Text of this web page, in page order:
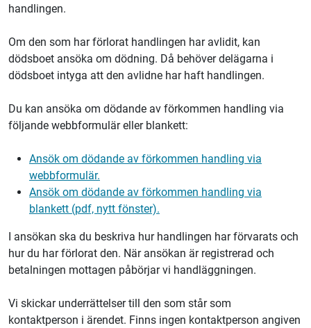
handlingen.
Om den som har förlorat handlingen har avlidit, kan
dödsboet ansöka om dödning. Då behöver delägarna i
dödsboet intyga att den avlidne har haft handlingen.
Du kan ansöka om dödande av förkommen handling via
följande webbformulär eller blankett:
Ansök om dödande av förkommen handling via
webbformulär.
Ansök om dödande av förkommen handling via
blankett (pdf, nytt fönster).
I ansökan ska du beskriva hur handlingen har förvarats och
hur du har förlorat den. När ansökan är registrerad och
betalningen mottagen påbörjar vi handläggningen.
Vi skickar underrättelser till den som står som
kontaktperson i ärendet. Finns ingen kontaktperson angiven